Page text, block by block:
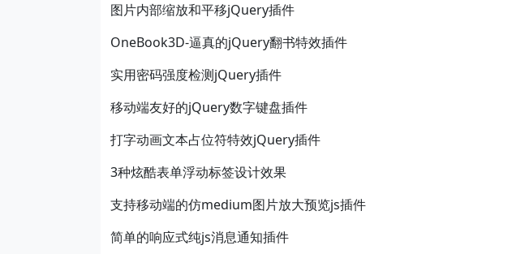
图片内部缩放和平移jQuery插件
OneBook3D-逼真的jQuery翻书特效插件
实用密码强度检测jQuery插件
移动端友好的jQuery数字键盘插件
打字动画文本占位符特效jQuery插件
3种炫酷表单浮动标签设计效果
支持移动端的仿medium图片放大预览js插件
简单的响应式纯js消息通知插件